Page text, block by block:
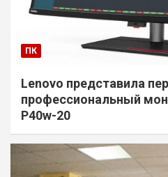
ПК
Lenovo представила
профессиональный
P40w-20